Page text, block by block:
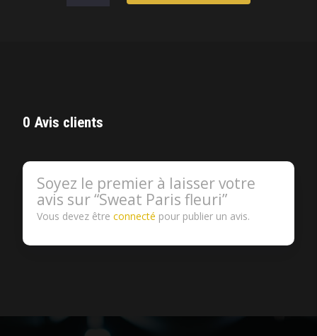
Sweat
0 Avis clients
Soyez le premier à laisser votre
avis sur “Sweat Paris fleuri”
Vous devez êtreconnecté pour publier un avis.